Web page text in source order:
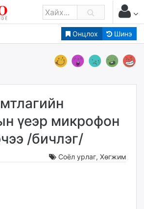
Онцлох Шинэ
үеэр микрофон
/бичлэг/
Соёл урлаг, Хөгжим